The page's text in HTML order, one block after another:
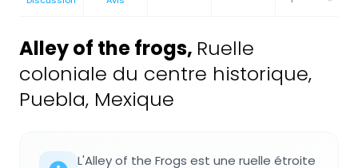
Alley of the frogs, Ruelle
coloniale du centre historique,
Puebla, Mexique
L'Alley of the Frogs est une ruelle étroite